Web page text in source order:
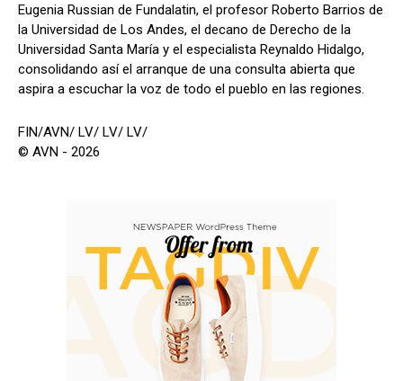
Eugenia Russian de Fundalatin, el profesor Roberto Barrios de
la Universidad de Los Andes, el decano de Derecho de la
Universidad Santa María y el especialista Reynaldo Hidalgo,
consolidando así el arranque de una consulta abierta que
aspira a escuchar la voz de todo el pueblo en las regiones.
FIN/AVN/ LV/ LV/ LV/
© AVN - 2026